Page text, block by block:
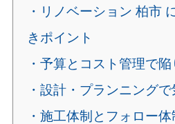
・リノベーション 柏市
きポイント
・予算とコスト管理で
・設計・プランニング
・施工体制とフォロー